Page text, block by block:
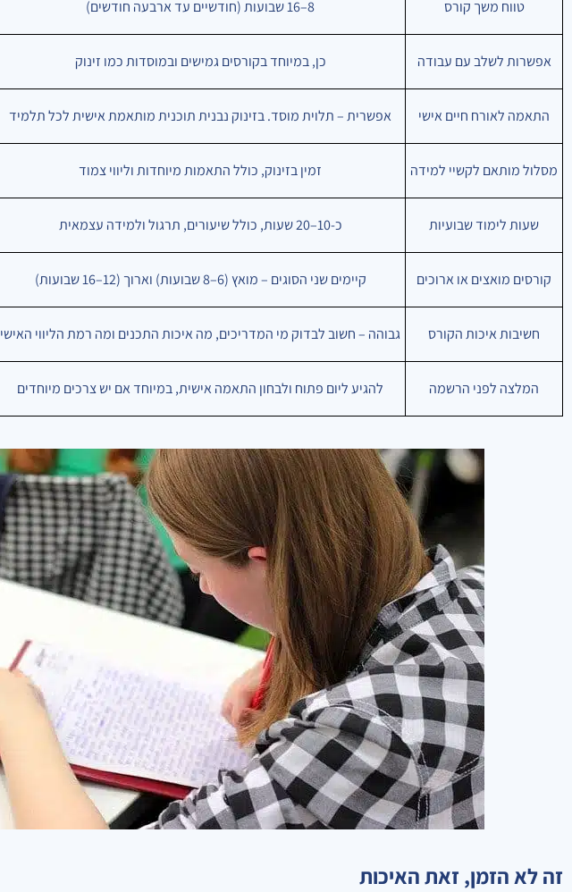
טווח משך קורס 8–16 שבועות (חודשיים עד ארבעה חודשים)
אפשרות לשלב עם עבודה כן, במיוחד בקורסים גמישים ובמוסדות כמו זינוק
התאמה לאורח חיים אישי אפשרית – תלוית מוסד. בזינוק נבנית תוכנית מותאמת אישית לכל תלמיד
מסלול מותאם לקשיי למידה זמין בזינוק, כולל התאמות מיוחדות וליווי צמוד
שעות לימוד שבועיות כ-10–20 שעות, כולל שיעורים, תרגול ולמידה עצמאית
קורסים מואצים או ארוכים קיימים שני הסוגים – מואץ (6–8 שבועות) וארוך (12–16 שבועות)
חשיבות איכות הקורס גבוהה – חשוב לבדוק מי המדריכים, מה איכות התכנים ומה רמת הליווי האישי
המלצה לפני הרשמה להגיע ליום פתוח ולבחון התאמה אישית, במיוחד אם יש צרכים מיוחדים
זה לא הזמן, זאת האיכות